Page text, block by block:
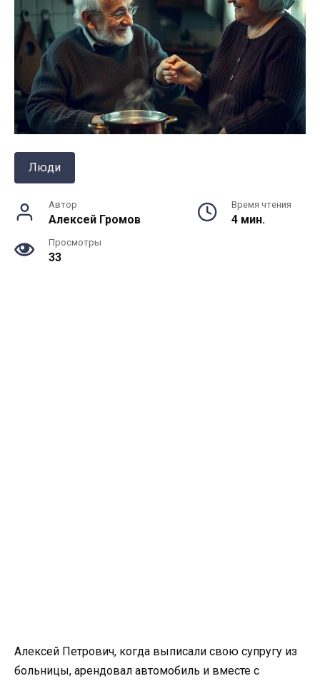
Люди
Автор
Алексей Громов
Время чтения
4 мин.
Просмотры
33
Алексей Петрович, когда выписали свою супругу из
больницы, арендовал автомобиль и вместе с